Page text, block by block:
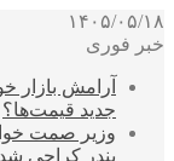
۱۴۰۵/۰۵/۱۸
خبر فوری
آرامش بازار
جدید قیمت‌ها؟
وزیر صمت
بندر کراچی شد